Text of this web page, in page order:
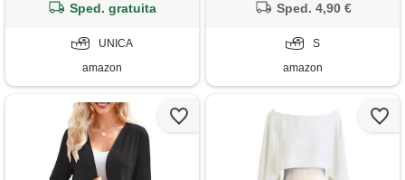
Sped. gratuita
UNICA
amazon
per abiti, c argento, s
Sped. 4,90 €
S
amazon